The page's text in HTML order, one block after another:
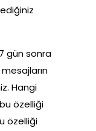
gün sonra
Hangi
özelliği
özelliği